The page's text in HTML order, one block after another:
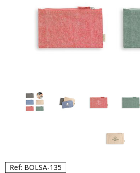
Ref: BOLSA-135